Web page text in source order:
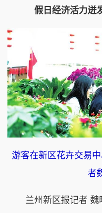
假日经济活力迸
游客在新区花卉交易
者
兰州新区报记者 魏